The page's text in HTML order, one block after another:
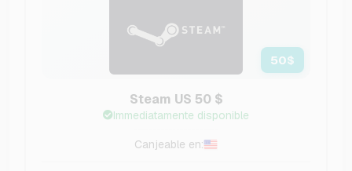
50$
Steam US 50 $
Immediatamente disponible
Canjeable en: